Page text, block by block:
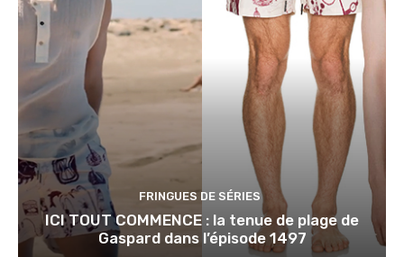
FRINGUES DE SÉRIES
ICI TOUT COMMENCE : la tenue de plage de
Gaspard dans l’épisode 1497